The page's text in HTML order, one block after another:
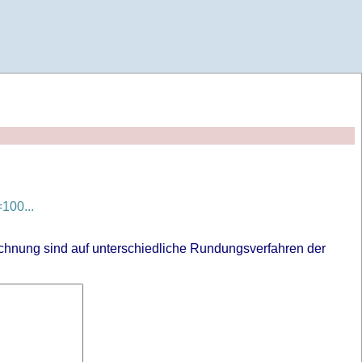
sind auf unterschiedliche Rundungsverfahren der